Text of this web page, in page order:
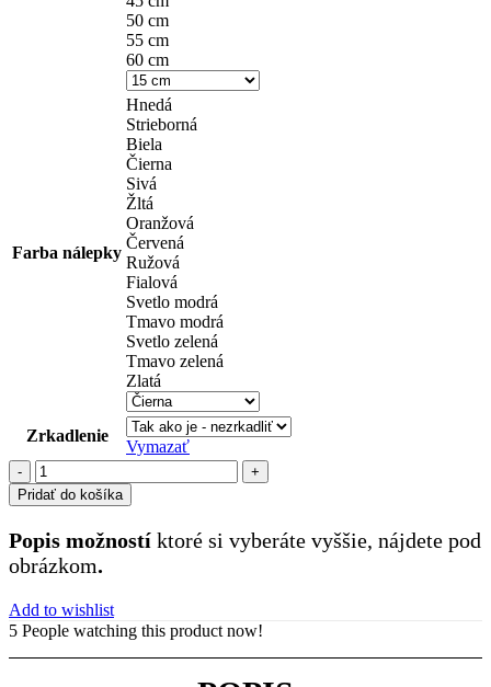
50 cm
55 cm
60 cm
Farba nálepky
Hnedá
Strieborná
Biela
Čierna
Sivá
Žltá
Oranžová
Červená
Ružová
Fialová
Svetlo modrá
Tmavo modrá
Svetlo zelená
Tmavo zelená
Zlatá
Zrkadlenie
Vymazať
množstvo
čísla
(31)
Pridať do košíka
Popis možností ktoré si vyberáte vyššie, nájdete pod
obrázkom.
Add to wishlist
5 People watching this product now!